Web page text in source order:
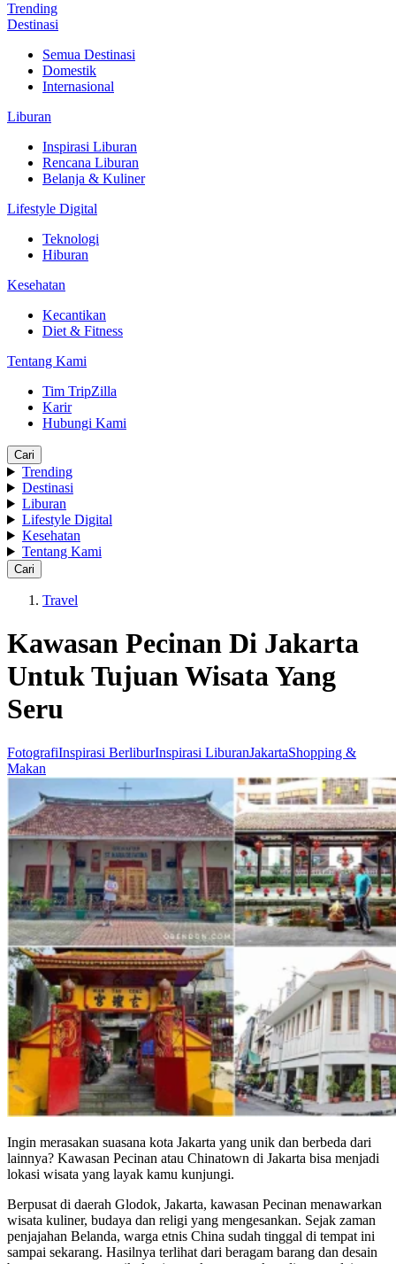
Trending
Destinasi
Semua Destinasi
Domestik
Internasional
Liburan
Inspirasi Liburan
Rencana Liburan
Belanja & Kuliner
Lifestyle Digital
Teknologi
Hiburan
Kesehatan
Kecantikan
Diet & Fitness
Tentang Kami
Tim TripZilla
Karir
Hubungi Kami
Cari
Trending
Destinasi
Liburan
Lifestyle Digital
Kesehatan
Tentang Kami
Cari
Travel
Kawasan Pecinan Di Jakarta
Untuk Tujuan Wisata Yang
Seru
FotografiInspirasi BerliburInspirasi LiburanJakartaShopping &
Makan
Ingin merasakan suasana kota Jakarta yang unik dan berbeda dari
lainnya? Kawasan Pecinan atau Chinatown di Jakarta bisa menjadi
lokasi wisata yang layak kamu kunjungi.
Berpusat di daerah Glodok, Jakarta, kawasan Pecinan menawarkan
wisata kuliner, budaya dan religi yang mengesankan. Sejak zaman
penjajahan Belanda, warga etnis China sudah tinggal di tempat ini
sampai sekarang. Hasilnya terlihat dari beragam barang dan desain